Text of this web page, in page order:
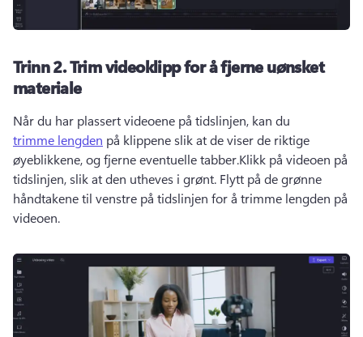
Trinn 2.Trim videoklipp for å fjerne uønsket
materiale
Når du har plassert videoene på tidslinjen, kan du
trimme lengden på klippene slik at de viser de riktige
øyeblikkene, og fjerne eventuelle tabber.Klikk på videoen på
tidslinjen, slik at den utheves i grønt. Flytt på de grønne
håndtakene til venstre på tidslinjen for å trimme lengden på
videoen.